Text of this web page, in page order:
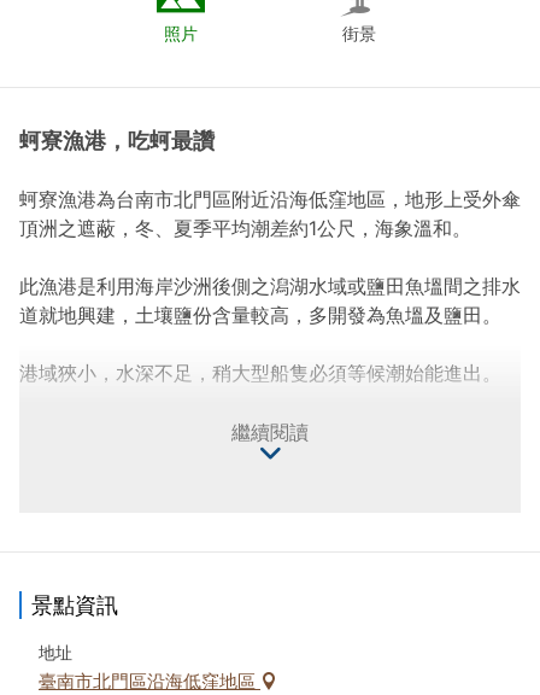
照片 街景
蚵寮漁港，吃蚵最讚
蚵寮漁港為台南市北門區附近沿海低窪地區，地形上受外傘
頂洲之遮蔽，冬、夏季平均潮差約1公尺，海象溫和。
此漁港是利用海岸沙洲後側之潟湖水域或鹽田魚塭間之排水
道就地興建，土壤鹽份含量較高，多開發為魚塭及鹽田。
港域狹小，水深不足，稍大型船隻必須等候潮始能進出。
漫步在這個安靜純樸的漁村中，彷彿走在被時間遺忘的凝固
空間中，當地美食自然以蚵仔為最可口的菜餚，不管是蚵嗲
繼續閱讀
景點資訊
地址
臺南市北門區沿海低窪地區